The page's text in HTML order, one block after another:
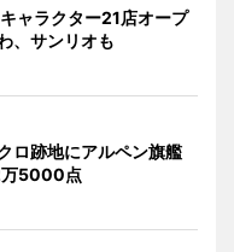
ャラクター21店オープ
、サンリオも
ロ跡地にアルペン旗艦
5000点